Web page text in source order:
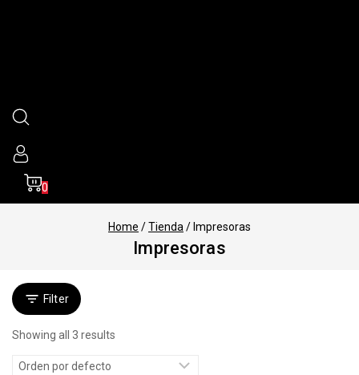
0
Home /Tienda / Impresoras
Impresoras
Filter
Showing all 3 results